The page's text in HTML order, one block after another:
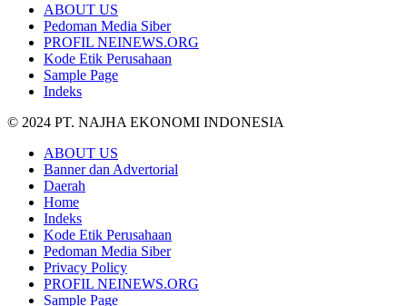
ABOUT US
Pedoman Media Siber
PROFIL NEINEWS.ORG
Kode Etik Perusahaan
Sample Page
Indeks
© 2024 PT. NAJHA EKONOMI INDONESIA
ABOUT US
Banner dan Advertorial
Daerah
Home
Indeks
Kode Etik Perusahaan
Pedoman Media Siber
Privacy Policy
PROFIL NEINEWS.ORG
Sample Page